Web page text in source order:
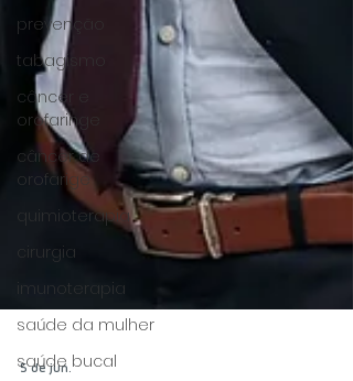
prevenção
tabagismo
câncer e
orofaringe
câncer de
orofarige
quimioterapia
cirurgia
imunoterapia
saúde da mulher
saúde bucal